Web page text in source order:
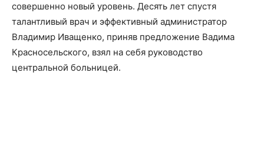
совершенно новый уровень. Десять лет спустя
талантливый врач и эффективный администратор
Владимир Иващенко, приняв предложение Вадима
Красносельского, взял на себя руководство
центральной больницей.